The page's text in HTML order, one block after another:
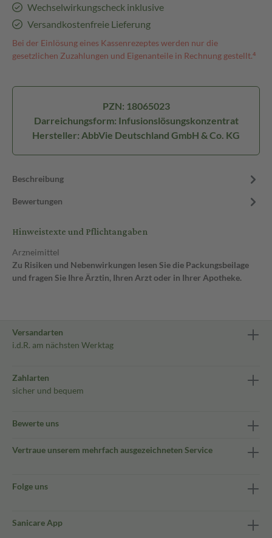
Wechselwirkungscheck inklusive
Versandkostenfreie Lieferung
Bei der Einlösung eines Kassenrezeptes werden nur die
gesetzlichen Zuzahlungen und Eigenanteile in Rechnung gestellt.⁴
PZN: 18065023
Darreichungsform: Infusionslösungskonzentrat
Hersteller: AbbVie Deutschland GmbH & Co. KG
Beschreibung
Bewertungen
Hinweistexte und Pflichtangaben
Arzneimittel
Zu Risiken und Nebenwirkungen lesen Sie die Packungsbeilage
und fragen Sie Ihre Ärztin, Ihren Arzt oder in Ihrer Apotheke.
Versandarten
i.d.R. am nächsten Werktag
Zahlarten
sicher und bequem
Bewerte uns
Vertraue unserem mehrfach ausgezeichneten Service
Folge uns
Sanicare App